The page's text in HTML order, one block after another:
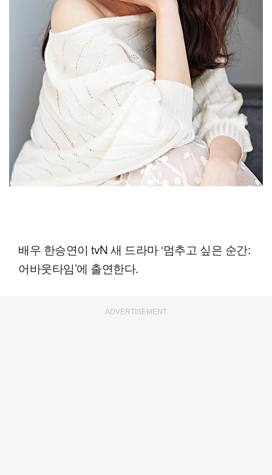
배우 한승연이 tvN 새 드라마 ‘멈추고 싶은 순간:
어바웃타임’에 출연한다.
ADVERTISEMENT